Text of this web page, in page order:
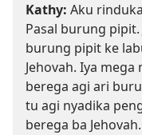
Kathy: Aku rinduka
Pasal burung
burung pipit ke
Jehovah. Iya mega
berega agi ari
tu agi nyadika
berega ba Jehovah.